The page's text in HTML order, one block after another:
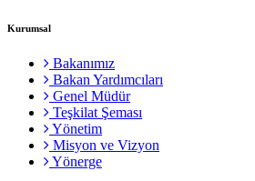
Kurumsal
Bakanımız
Bakan Yardımcıları
Genel Müdür
Teşkilat Şeması
Yönetim
Misyon ve Vizyon
Yönerge